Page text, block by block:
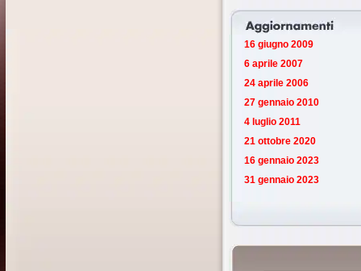
16 giugno 2009
6 aprile 2007
24 aprile 2006
27 gennaio 2010
4 luglio 2011
21 ottobre 2020
16 gennaio 2023
31 gennaio 2023